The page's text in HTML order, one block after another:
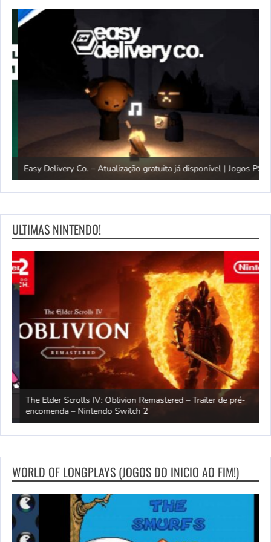
Easy Delivery Co. – Atualização gratuita já disponível | Jogos PS5
ULTIMAS NINTENDO!
The Elder Scrolls IV: Oblivion Remastered – Trailer de pré-
encomenda – Nintendo Switch 2
WORLD OF LONGPLAYS (JOGOS DO INICIO AO FIM!)